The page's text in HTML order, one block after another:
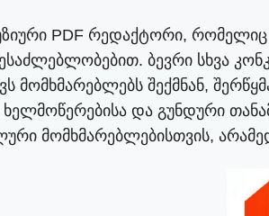
PDF რედაქტორი,
ბევრი სხვა
მომხმარებლებს შექმნან,
და გუნდური
მომხმარებლებისთვის,